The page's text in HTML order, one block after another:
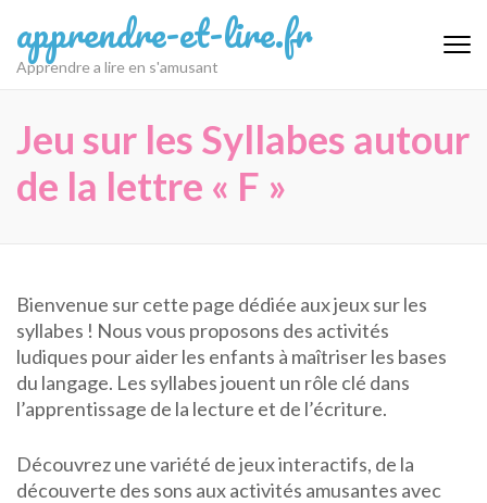
au
contenu
apprendre-et-lire.fr
Apprendre a lire en s'amusant
Jeu sur les Syllabes autour
de la lettre « F »
Bienvenue sur cette page dédiée aux jeux sur les
syllabes ! Nous vous proposons des activités
ludiques pour aider les enfants à maîtriser les bases
du langage. Les syllabes jouent un rôle clé dans
l’apprentissage de la lecture et de l’écriture.
Découvrez une variété de jeux interactifs, de la
découverte des sons aux activités amusantes avec